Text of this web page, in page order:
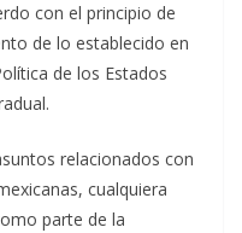
con el principio de
de lo establecido en
de los Estados
relacionados con
cualquiera
parte de la